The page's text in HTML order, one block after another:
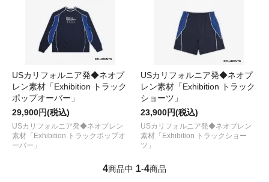
USカリフォルニア発◆ネオプ
レン素材「Exhibition トラック
ポップオーバー」
29,900円(税込)
USカリフォルニア発◆ネオプレン
素材「Exhibition トラックポップオ
ーバー」
USカリフォルニア発◆ネオプ
レン素材「Exhibition トラック
ショーツ」
23,900円(税込)
USカリフォルニア発◆ネオプレン
素材「Exhibition トラックショー
ツ」
4商品中 1-4商品